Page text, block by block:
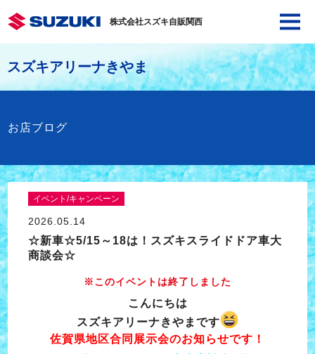
株式会社スズキ自販関西
スズキアリーナきやま
お店ブログ
イベント/キャンペーン
2026.05.14
☆新車☆5/15～18は！スズキスライドドア車大
商談会☆
※このイベントは終了しました
こんにちは
スズキアリーナきやまです
佐賀県地区合同展示会のお知らせです！